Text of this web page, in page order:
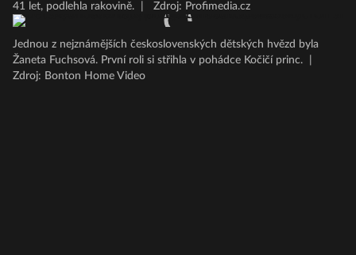
41 let, podlehla rakovině.
Zdroj: Profimedia.cz
Jednou z nejznámějších československých dětských hvězd byla
Žaneta Fuchsová. První roli si střihla v pohádce Kočičí princ.
Zdroj: Bonton Home Video